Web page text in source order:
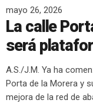
mayo 26, 2026
La calle
será
A.S./J.M. Ya ha
Porta de la Morera y
mejora de la red de